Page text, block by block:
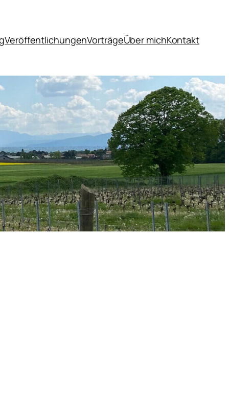
VeröffentlichungenVorträgeÜber michKontakt